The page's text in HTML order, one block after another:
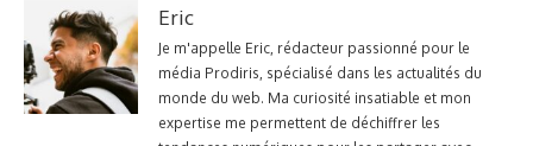
Eric
Je m'appelle Eric, rédacteur passionné pour le
média Prodiris, spécialisé dans les actualités du
monde du web. Ma curiosité insatiable et mon
expertise me permettent de déchiffrer les